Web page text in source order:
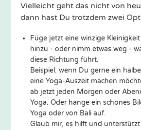
Vielleicht geht das nicht von
dann hast Du trotzdem zwei
Füge jetzt eine winzige
hinzu - oder nimm etwas weg -
diese Richtung führt.
Beispiel: wenn Du gerne ein
eine Yoga-Auszeit machen
ab jetzt jeden Morgen oder
Yoga. Oder hänge ein schönes
Yoga oder von Bali auf.
Glaub mir, es hilft und